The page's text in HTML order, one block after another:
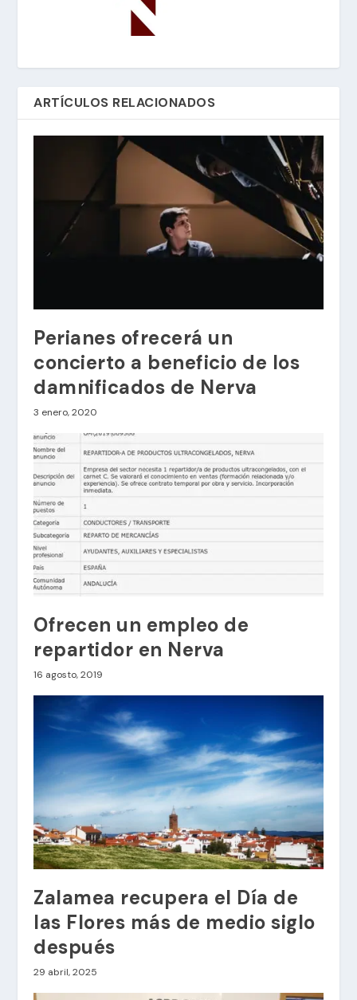
ARTÍCULOS RELACIONADOS
Perianes ofrecerá un
concierto a beneficio de los
damnificados de Nerva
3 enero, 2020
Ofrecen un empleo de
repartidor en Nerva
16 agosto, 2019
Zalamea recupera el Día de
las Flores más de medio siglo
después
29 abril, 2025